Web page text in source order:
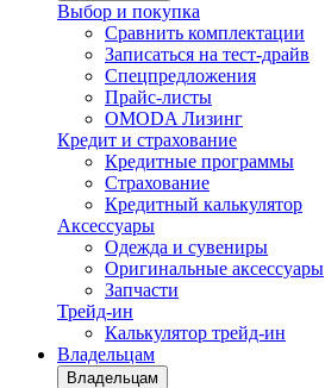
Выбор и покупка
Сравнить комплектации
Записаться на тест-драйв
Cпецпредложения
Прайс-листы
OMODA Лизинг
Кредит и страхование
Кредитные программы
Страхование
Кредитный калькулятор
Аксессуары
Одежда и сувениры
Оригинальные аксессуары
Запчасти
Трейд-ин
Калькулятор трейд-ин
Владельцам
Владельцам